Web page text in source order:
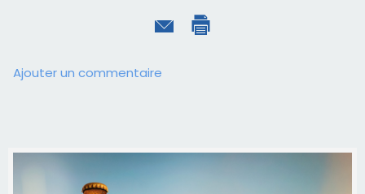
Ajouter un commentaire